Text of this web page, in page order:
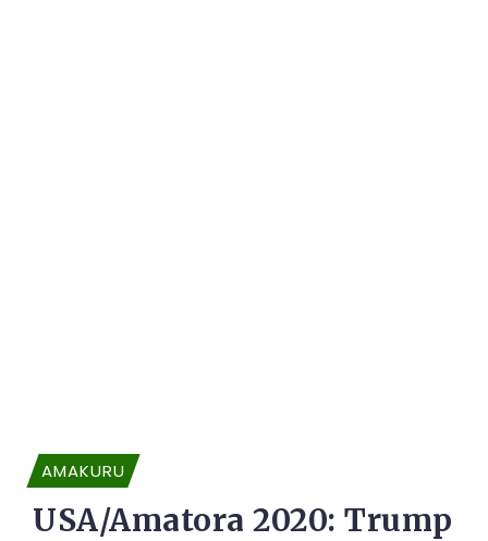
AMAKURU
USA/Amatora 2020: Trump